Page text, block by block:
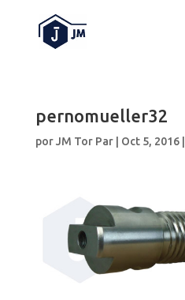
pernomueller32
porJM Tor Par| Oct 5, 2016|